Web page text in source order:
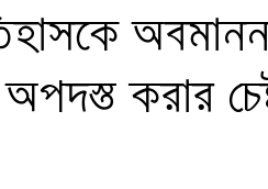
অপদস্ত করার